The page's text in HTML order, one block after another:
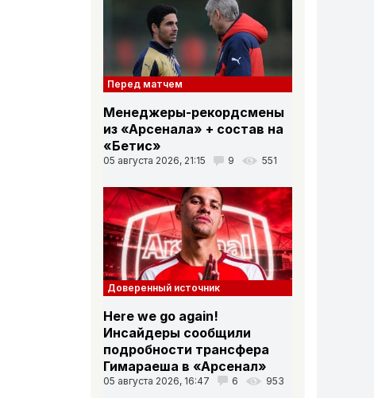
Перед матчем
Менеджеры-рекордсмены
из «Арсенала» + состав на
«Бетис»
05 августа 2026, 21:15 9 551
Доверенный источник
Here we go again!
Инсайдеры сообщили
подробности трансфера
Гимараеша в «Арсенал»
05 августа 2026, 16:47 6 953